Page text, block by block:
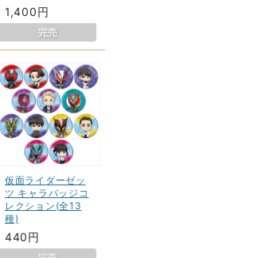
1,400円
仮面ライダーゼッ
ツ キャラバッジコ
レクション(全13
種)
440円